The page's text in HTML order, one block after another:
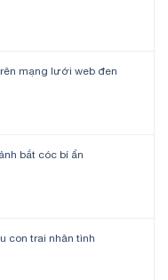
mạng lưới web đen
bắt cóc bí ẩn
con trai nhân tình